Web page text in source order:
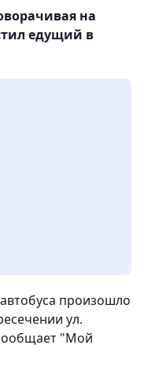
на
едущий в
произошло
ул.
"Мой